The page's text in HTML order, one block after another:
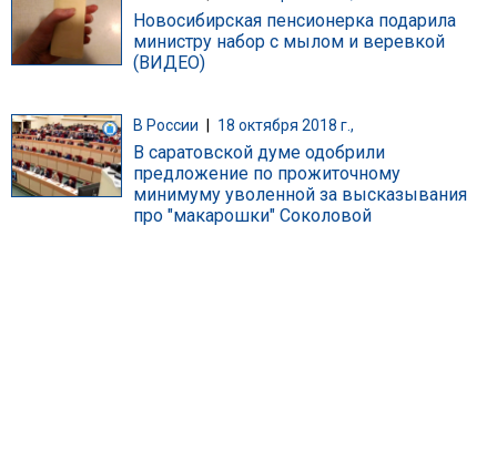
Новосибирская пенсионерка подарила
министру набор с мылом и веревкой
(ВИДЕО)
В России 18 октября 2018 г.,
В саратовской думе одобрили
предложение по прожиточному
минимуму уволенной за высказывания
про "макарошки" Соколовой